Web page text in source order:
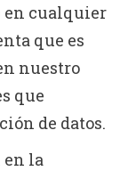
en cualquier
que es
nuestro
que
de datos.
en la